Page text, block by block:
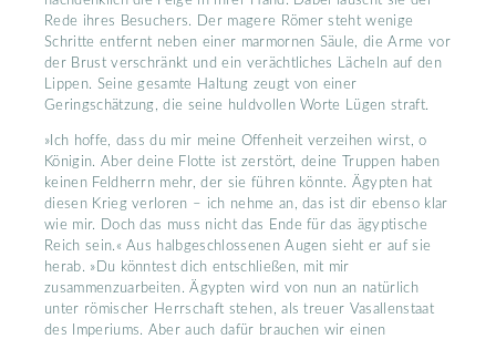
Rede ihres Besuchers. Der magere Römer steht wenige
Schritte entfernt neben einer marmornen Säule, die Arme vor
der Brust verschränkt und ein verächtliches Lächeln auf den
Lippen. Seine gesamte Haltung zeugt von einer
Geringschätzung, die seine huldvollen Worte Lügen straft.
»Ich hoffe, dass du mir meine Offenheit verzeihen wirst, o
Königin. Aber deine Flotte ist zerstört, deine Truppen haben
keinen Feldherrn mehr, der sie führen könnte. Ägypten hat
diesen Krieg verloren – ich nehme an, das ist dir ebenso klar
wie mir. Doch das muss nicht das Ende für das ägyptische
Reich sein.« Aus halbgeschlossenen Augen sieht er auf sie
herab. »Du könntest dich entschließen, mit mir
zusammenzuarbeiten. Ägypten wird von nun an natürlich
unter römischer Herrschaft stehen, als treuer Vasallenstaat
des Imperiums. Aber auch dafür brauchen wir einen